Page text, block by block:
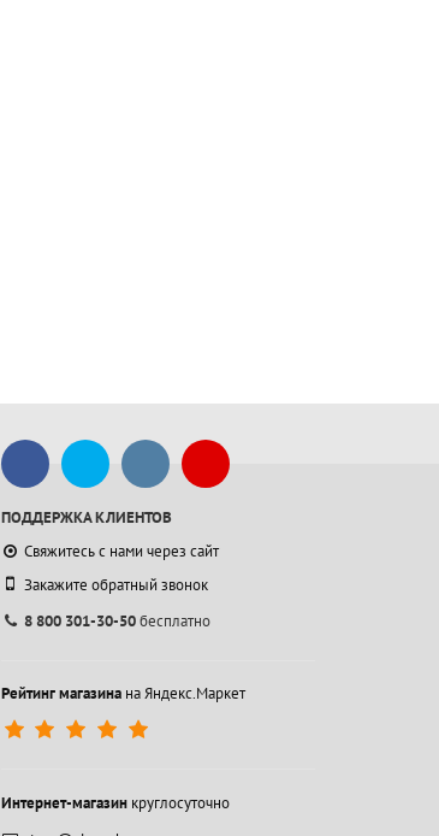
ПОДДЕРЖКА КЛИЕНТОВ
Свяжитесь с нами через сайт
Закажите обратный звонок
8 800 301-30-50бесплатно
Рейтинг магазинана Яндекс.Маркет
Интернет-магазинкруглосуточно